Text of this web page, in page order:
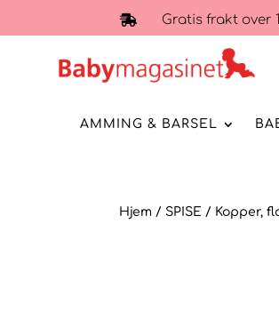
 Gratis frakt over
AMMING & BARSEL
Hjem / SPISE / Kopper,